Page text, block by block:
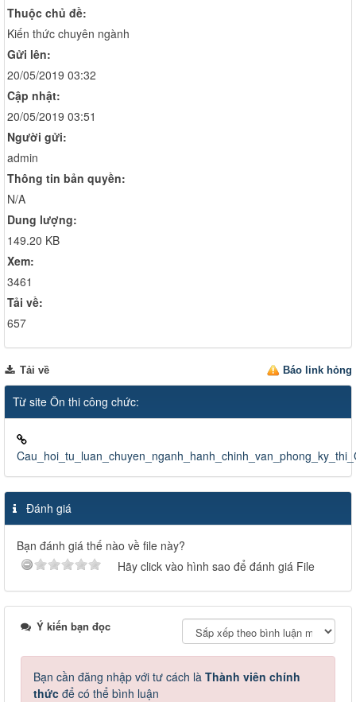
Thuộc chủ đề:
Kiến thức chuyên ngành
Gửi lên:
20/05/2019 03:32
Cập nhật:
20/05/2019 03:51
Người gửi:
admin
Thông tin bản quyền:
N/A
Dung lượng:
149.20 KB
Xem:
3461
Tải về:
657
Báo link hỏng
Tải về
Từ site Ôn thi công chức:
Đánh giá
Bạn đánh giá thế nào về file này?
Hãy click vào hình sao để đánh giá File
Ý kiến bạn đọc
Bạn cần đăng nhập với tư cách là Thành viên chính
thức để có thể bình luận